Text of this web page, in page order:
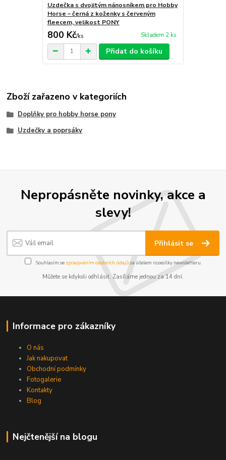
Uzdečka s dvojitým nánosníkem pro Hobby
Horse – černá z koženky s červeným
fleecem, velikost PONY
800 Kč/ks Skladem 2 ks
Přidat do košíku
Zboží zařazeno v kategoriích
Doplňky pro hobby horse pony
Uzdečky a poprsáky
Nepropásněte novinky, akce a
slevy!
Přihlásit se
Souhlasím se zpracováním osobních údajůza účelem rozesílky newsletteru.
Můžete se kdykoli odhlásit. Zasíláme jednou za 14 dní.
Informace pro zákazníky
O nás
Jak nakupovat
Obchodní podmínky
Fotogalerie
Kontakty
Blog
Nejčtenější na blogu